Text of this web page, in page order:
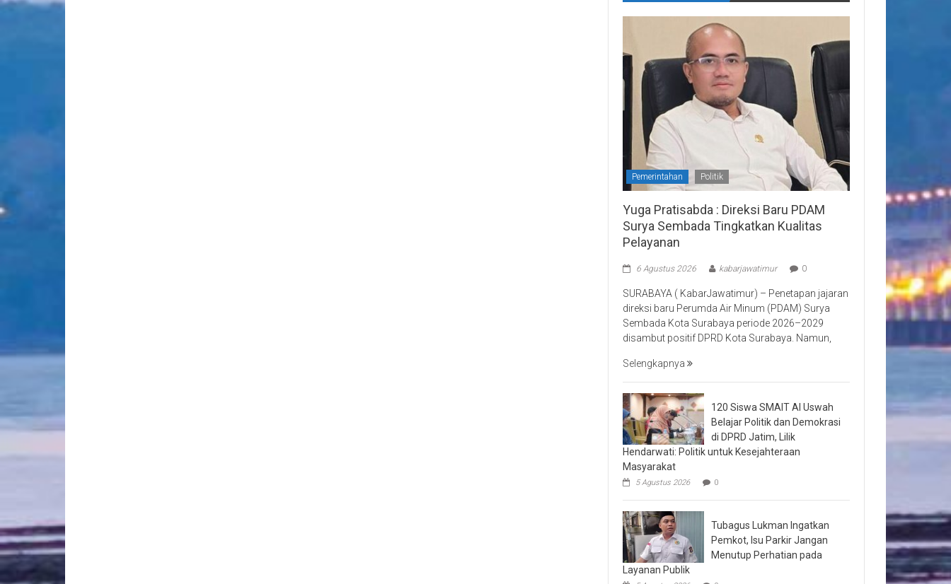
Pemerintahan Politik
Yuga Pratisabda : Direksi Baru PDAM
Surya Sembada Tingkatkan Kualitas
Pelayanan
6 Agustus 2026 kabarjawatimur 0
SURABAYA ( KabarJawatimur) – Penetapan jajaran
direksi baru Perumda Air Minum (PDAM) Surya
Sembada Kota Surabaya periode 2026–2029
disambut positif DPRD Kota Surabaya. Namun,
Selengkapnya
120 Siswa SMAIT Al Uswah
Belajar Politik dan Demokrasi
di DPRD Jatim, Lilik
Hendarwati: Politik untuk Kesejahteraan
Masyarakat
5 Agustus 2026 0
Tubagus Lukman Ingatkan
Pemkot, Isu Parkir Jangan
Menutup Perhatian pada
Layanan Publik